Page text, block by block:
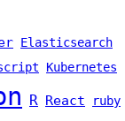
Elasticsearch
Kubernetes
R React ruby